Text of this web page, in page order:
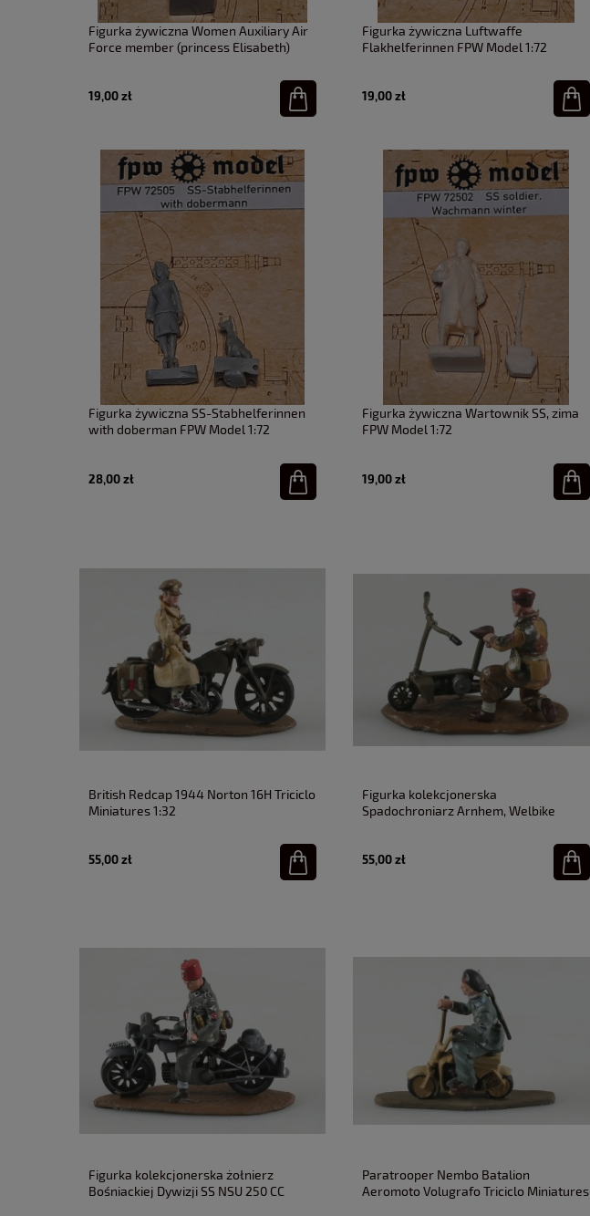
Figurka żywiczna Women Auxiliary Air
Force member (princess Elisabeth)
19,00 zł
Figurka żywiczna Luftwaffe
Flakhelferinnen FPW Model 1:72
19,00 zł
Figurka żywiczna SS-Stabhelferinnen
with doberman FPW Model 1:72
28,00 zł
Figurka żywiczna Wartownik SS, zima
FPW Model 1:72
19,00 zł
British Redcap 1944 Norton 16H Triciclo
Miniatures 1:32
55,00 zł
Figurka kolekcjonerska
Spadochroniarz Arnhem, Welbike
55,00 zł
Figurka kolekcjonerska żołnierz
Bośniackiej Dywizji SS NSU 250 CC
Paratrooper Nembo Batalion
Aeromoto Volugrafo Triciclo Miniatures